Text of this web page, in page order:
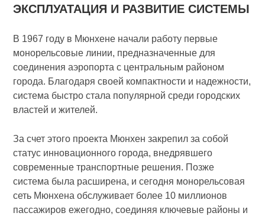
ЭКСПЛУАТАЦИЯ И РАЗВИТИЕ СИСТЕМЫ
В 1967 году в Мюнхене начали работу первые
монорельсовые линии, предназначенные для
соединения аэропорта с центральным районом
города. Благодаря своей компактности и надежности,
система быстро стала популярной среди городских
властей и жителей.
За счет этого проекта Мюнхен закрепил за собой
статус инновационного города, внедрявшего
современные транспортные решения. Позже
система была расширена, и сегодня монорельсовая
сеть Мюнхена обслуживает более 10 миллионов
пассажиров ежегодно, соединяя ключевые районы и